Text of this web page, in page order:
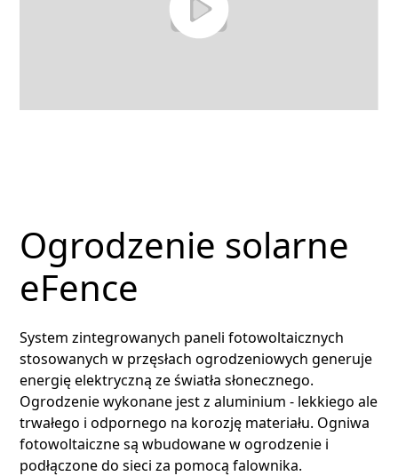
Ogrodzenie solarne
eFence
System zintegrowanych paneli fotowoltaicznych
stosowanych w przęsłach ogrodzeniowych generuje
energię elektryczną ze światła słonecznego.
Ogrodzenie wykonane jest z aluminium - lekkiego ale
trwałego i odpornego na korozję materiału. Ogniwa
fotowoltaiczne są wbudowane w ogrodzenie i
podłączone do sieci za pomocą falownika.